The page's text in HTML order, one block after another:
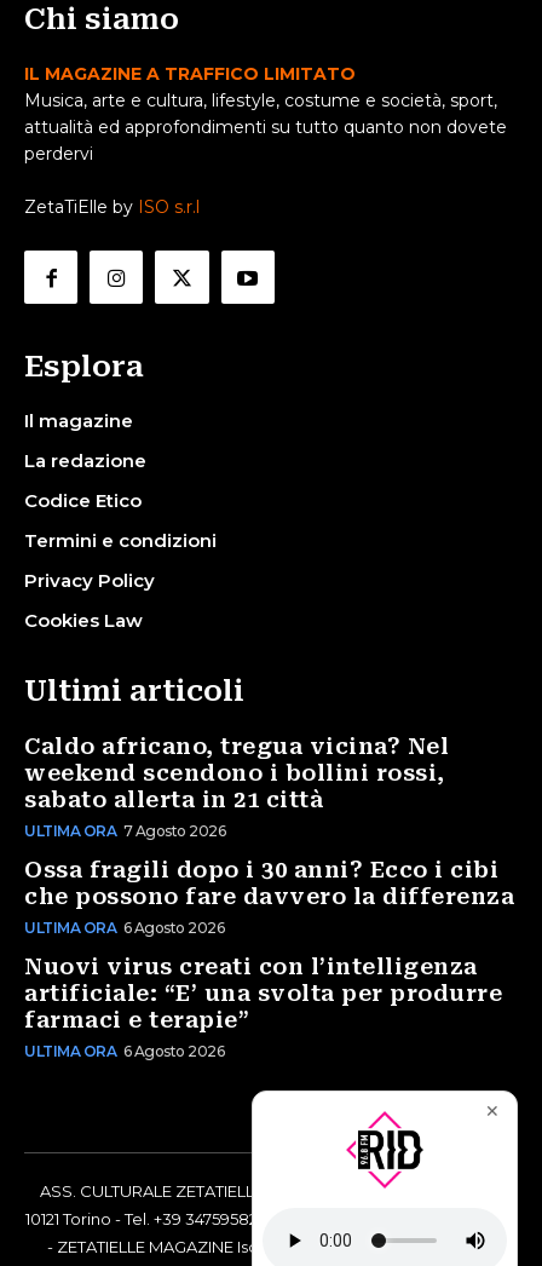
Chi siamo
IL MAGAZINE A TRAFFICO LIMITATO
Musica, arte e cultura, lifestyle, costume e società, sport,
attualità ed approfondimenti su tutto quanto non dovete
perdervi
ZetaTiElle by ISO s.r.l
Esplora
Il magazine
La redazione
Codice Etico
Termini e condizioni
Privacy Policy
Cookies Law
Ultimi articoli
Caldo africano, tregua vicina? Nel
weekend scendono i bollini rossi,
sabato allerta in 21 città
ULTIMA ORA 7 Agosto 2026
Ossa fragili dopo i 30 anni? Ecco i cibi
che possono fare davvero la differenza
ULTIMA ORA 6 Agosto 2026
Nuovi virus creati con l’intelligenza
artificiale: “E’ una svolta per produrre
farmaci e terapie”
ULTIMA ORA 6 Agosto 2026
ASS. CULTURALE ZETATIELLE OFF via Vittorio Amedeo II, 21 -
10121 Torino - Tel. +39 3475958238 - Codice Fiscale 97883690014
- ZETATIELLE MAGAZINE Iscrizione al Tribunale di Torino n°
✕